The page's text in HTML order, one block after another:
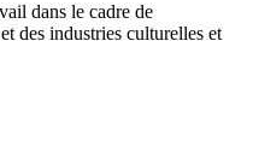
dans le cadre de
des industries culturelles et